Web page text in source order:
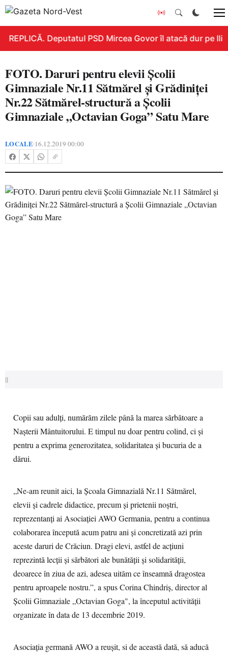
REPLICĂ. Deputatul PSD Mircea Govor îl atacă dur pe
FOTO. Daruri pentru elevii Şcolii
Gimnaziale Nr.11 Sătmărel și Grădiniţei
Nr.22 Sătmărel-structură a Şcolii
Gimnaziale „Octavian Goga” Satu Mare
LOCALE•16.12.2019 00:00
||
Copii sau adulți, numărăm zilele până la marea sărbătoare a
Nașterii Mântuitorului. E timpul nu doar pentru colind, ci și
pentru a exprima generozitatea, solidaritatea și bucuria de a
dărui.
„Ne-am reunit aici, la Şcoala Gimnazială Nr.11 Sătmărel,
elevii și cadrele didactice, precum și prietenii noștri,
reprezentanți ai Asociaţiei AWO Germania, pentru a continua
colaborarea începută acum patru ani și concretizată azi prin
aceste daruri de Crăciun. Dragi elevi, astfel de acțiuni
reprezintă lecții și sărbători ale bunătății și solidarității,
deoarece în ziua de azi, adesea uităm ce înseamnă dragostea
pentru aproapele nostru.”, a spus Corina Chindriş, director al
Școlii Gimnaziale „Octavian Goga", la începutul activității
organizate în data de 13 decembrie 2019.
Asociația germană AWO a reușit, si de această dată, să aducă